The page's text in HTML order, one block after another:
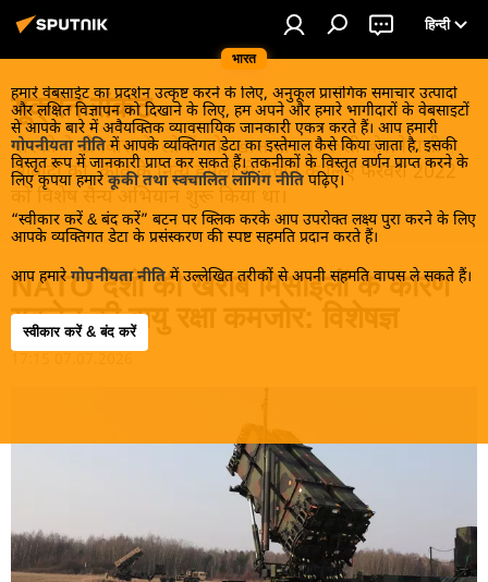
भारत
हिन्दी
हमारे वेबसाईट का प्रदर्शन उत्कृष्ट करने के लिए, अनुकूल प्रासंगिक समाचार उत्पादों
और लक्षित विज्ञापन को दिखाने के लिए, हम अपने और हमारे भागीदारों के वेबसाइटों
से आपके बारे में अवैयक्तिक व्यावसायिक जानकारी एकत्र करते हैं। आप हमारी
गोपनीयता नीति में आपके व्यक्तिगत डेटा का इस्तेमाल कैसे किया जाता है, इसकी
विस्तृत रूप में जानकारी प्राप्त कर सकते हैं। तकनीकों के विस्तृत वर्णन प्राप्त करने के
लिए कृपया हमारे कूकी तथा स्वचालित लॉगिंग नीति पढ़िए।
“स्वीकार करें & बंद करें” बटन पर क्लिक करके आप उपरोक्त लक्ष्य पुरा करने के लिए
आपके व्यक्तिगत डेटा के प्रसंस्करण की स्पष्ट सहमति प्रदान करते हैं।
आप हमारे गोपनीयता नीति में उल्लेखित तरीकों से अपनी सहमति वापस ले सकते हैं।
स्वीकार करें & बंद करें
यूक्रेन संकट
मास्को ने डोनबास के लोगों को, खास तौर पर रूसी बोलनेवाली
आबादी को, कीव के नित्य हमलों से बचाने के लिए फरवरी 2022
को विशेष सैन्य अभियान शुरू किया था।
NATO देशों की खराब मिसाइलों के कारण
यूक्रेन की वायु रक्षा कमजोर: विशेषज्ञ